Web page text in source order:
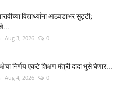
विद्यार्थ्यांना आठवडाभर सुट्टी;
Aug 3, 2026 0
निर्णय एकटे शिक्षण मंत्री दादा भुसे घेणार...
Aug 4, 2026 0